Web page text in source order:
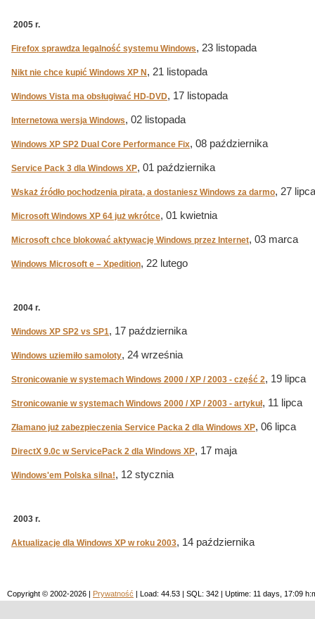
2005 r.
Firefox sprawdza legalność systemu Windows, 23 listopada
Nikt nie chce kupić Windows XP N , 21 listopada
Windows Vista ma obsługiwać HD-DVD, 17 listopada
Internetowa wersja Windows, 02 listopada
Windows XP SP2 Dual Core Performance Fix, 08 października
Service Pack 3 dla Windows XP, 01 października
Wskaż źródło pochodzenia pirata, a dostaniesz Windows za darmo, 27 lipca
Microsoft Windows XP 64 już wkrótce, 01 kwietnia
Microsoft chce blokować aktywację Windows przez Internet, 03 marca
Windows Microsoft e – Xpedition, 22 lutego
2004 r.
Windows XP SP2 vs SP1, 17 października
Windows uziemiło samoloty, 24 września
Stronicowanie w systemach Windows 2000 / XP / 2003 - część 2, 19 lipca
Stronicowanie w systemach Windows 2000 / XP / 2003 - artykuł, 11 lipca
Złamano już zabezpieczenia Service Packa 2 dla Windows XP, 06 lipca
DirectX 9.0c w ServicePack 2 dla Windows XP, 17 maja
Windows'em Polska silna!, 12 stycznia
2003 r.
Aktualizacje dla Windows XP w roku 2003, 14 października
Copyright © 2002-2026 | Prywatność | Load: 44.53 | SQL: 342 | Uptime: 11 days, 17:09